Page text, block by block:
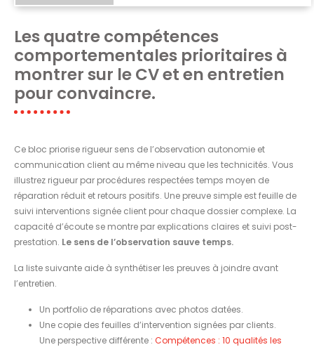
Les quatre compétences
comportementales prioritaires à
montrer sur le CV et en entretien
pour convaincre.
Ce bloc priorise rigueur sens de l’observation autonomie et
communication client au même niveau que les technicités. Vous
illustrez rigueur par procédures respectées temps moyen de
réparation réduit et retours positifs. Une preuve simple est feuille de
suivi interventions signée client pour chaque dossier complexe. La
capacité d’écoute se montre par explications claires et suivi post-
prestation. Le sens de l’observation sauve temps.
La liste suivante aide à synthétiser les preuves à joindre avant
l’entretien.
Un portfolio de réparations avec photos datées.
Une copie des feuilles d’intervention signées par clients.
Une perspective différente : Compétences : 10 qualités les